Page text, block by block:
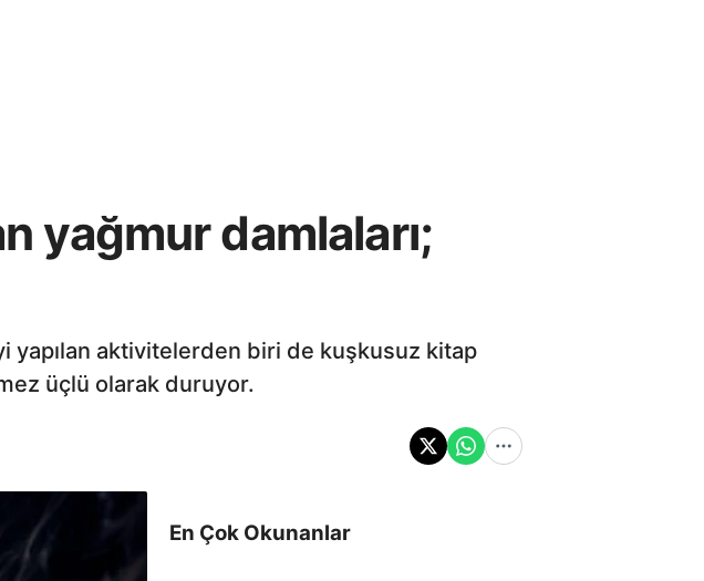
yağmur damlaları;
yapılan aktivitelerden biri de kuşkusuz kitap
üçlü olarak duruyor.
En Çok Okunanlar